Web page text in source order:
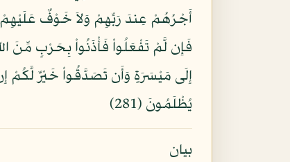
يُظْلَمُونَ (281)
بيان